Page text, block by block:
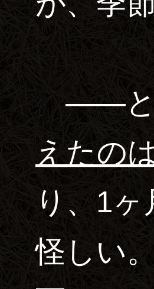
――と
えたの
り、1
怪しい